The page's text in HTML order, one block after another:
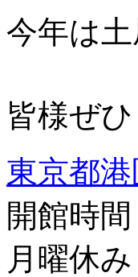
今年は
皆様ぜひ
東京都
開館時間
月曜休み